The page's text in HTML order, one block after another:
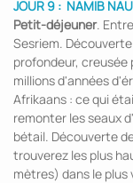
JOUR 9 : NAMIB
Petit-déjeuner.
Sesriem.
profondeur, creusée
millions d'années
Afrikaans : ce qui
remonter les seaux
bétail. Découverte
trouverez les plus
mètres) dans le plus